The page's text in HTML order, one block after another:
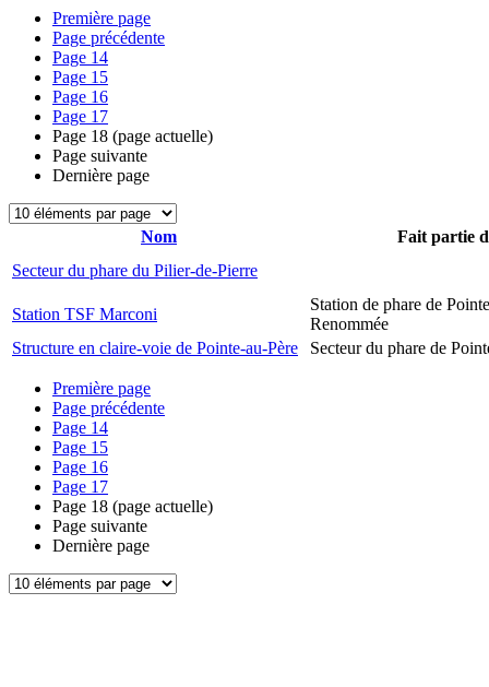
Première page
Page précédente
Page 14
Page 15
Page 16
Page 17
Page 18 (page actuelle)
Page suivante
Dernière page
Nom
Fait partie
Secteur du phare du Pilier-de-Pierre
Station TSF Marconi
Station de phare de
Renommée
Structure en claire-voie de Pointe-au-Père
Secteur du phare de
Première page
Page précédente
Page 14
Page 15
Page 16
Page 17
Page 18 (page actuelle)
Page suivante
Dernière page